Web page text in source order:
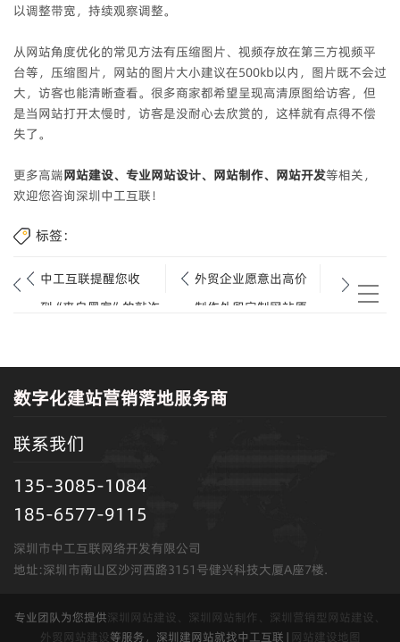
以调整带宽，持续观察调整。
从网站角度优化的常见方法有压缩图片、视频存放在第三方视频平
台等，压缩图片，网站的图片大小建议在500kb以内，图片既不会过
大，访客也能清晰查看。很多商家都希望呈现高清原图给访客，但
是当网站打开太慢时，访客是没耐心去欣赏的，这样就有点得不偿
失了。
更多高端网站建设、专业网站设计、网站制作、网站开发等相关，
欢迎您咨询深圳中工互联！
标签：
中工互联提醒您收
到“来自黑客”的敲诈
外贸企业愿意出高价
制作外贸定制网站原
数字化建站营销落地服务商
联系我们
135-3085-1084
185-6577-9115
深圳市中工互联网络开发有限公司
地址:深圳市南山区沙河西路3151号健兴科技大厦A座7楼.
专业团队为您提供深圳网站建设、深圳网站制作、深圳营销型网站建设、
外贸网站建设等服务，深圳建网站就找中工互联 | 网站建设地图